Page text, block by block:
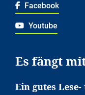
Facebook
Youtube
Es fängt
Ein gutes